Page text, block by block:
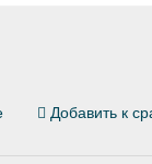
Добавить к